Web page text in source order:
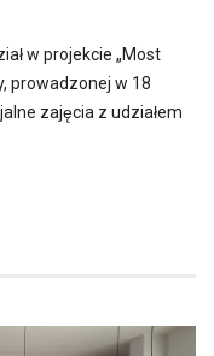
w projekcie „Most
prowadzonej w 18
zajęcia z udziałem